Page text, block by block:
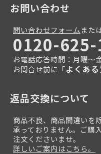
お問い合わせ
問い合わせフォームまた
0120-625-
お電話応答時間：月曜～
お問合せ前に「よくあ
返品交換について
商品不良、商品間違いを
承っておりません。ご購
注文くださいませ。
詳しいご案内はこちら。